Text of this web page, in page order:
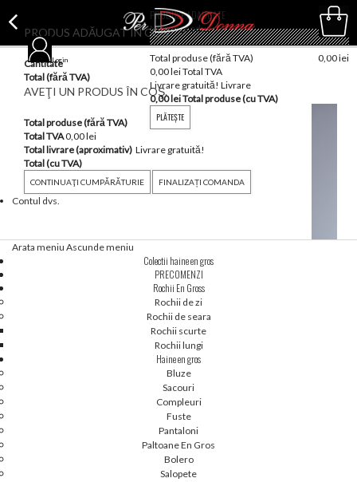
(gol)
PRODUSE ADAUGATE
Nici un produs
Total produse (fără TVA)
0,00 lei
0,00 leiTotal TVA
Livrare gratuită! Livrare
0,00 leiTotal produse (cu TVA)
PLĂTEŞTE
PRODUS ADĂUGAT ÎN COȘ
Cantitate
Total (fără TVA)
AVEŢI UN PRODUS ÎN COŞ.
Total produse (fără TVA)
Total TVA0,00 lei
Total livrare (aproximativ) Livrare gratuită!
Total (cu TVA)
CONTINUAŢI CUMPĂRĂTURIE FINALIZAȚI COMANDA
Contul dvs.
Login
Arata meniu Ascunde meniu
Colectii haine en gros
PRECOMENZI
Rochii En Gross
Rochii de zi
Rochii de seara
Rochii scurte
Rochii lungi
Haine en gros
Bluze
Sacouri
Compleuri
Fuste
Pantaloni
Paltoane En Gros
Bolero
Salopete
[52-54] IN STOC - ROCHII ENGROS - TIMEEA
E51023